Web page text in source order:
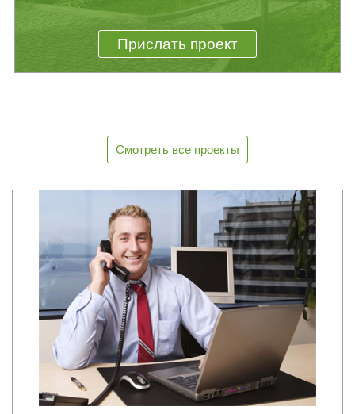
Прислать проект
Смотреть все проекты